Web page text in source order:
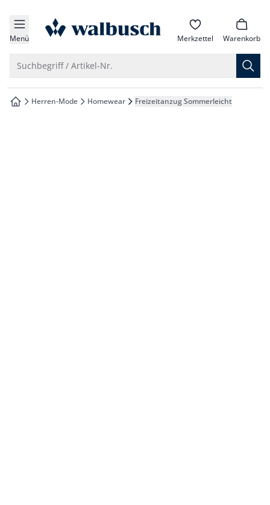
springen
springen
springen
springen
Menü zur Startseite Merkzettel Warenkorb
Suchbegriff / Artikel-Nr.
zur Startseite
Herren-Mode Homewear Freizeitanzug Sommerleicht